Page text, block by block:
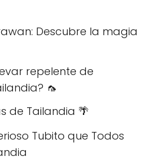
Descubre la magia
repelente de
🦟
de Tailandia 🌴
Tubito que Todos